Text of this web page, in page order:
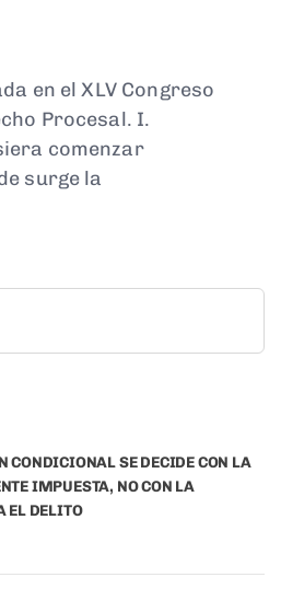
en el XLV Congreso
Procesal. I.
comenzar
surge la
CONDICIONAL SE DECIDE CON LA
IMPUESTA, NO CON LA
EL DELITO